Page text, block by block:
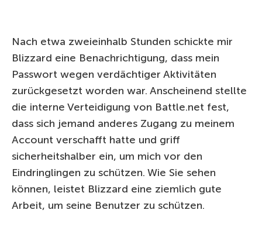
Nach etwa zweieinhalb Stunden schickte mir
Blizzard eine Benachrichtigung, dass mein
Passwort wegen verdächtiger Aktivitäten
zurückgesetzt worden war. Anscheinend stellte
die interne Verteidigung von Battle.net fest,
dass sich jemand anderes Zugang zu meinem
Account verschafft hatte und griff
sicherheitshalber ein, um mich vor den
Eindringlingen zu schützen. Wie Sie sehen
können, leistet Blizzard eine ziemlich gute
Arbeit, um seine Benutzer zu schützen.